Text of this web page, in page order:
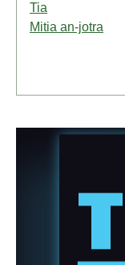
Tia
Mitia an-jotra